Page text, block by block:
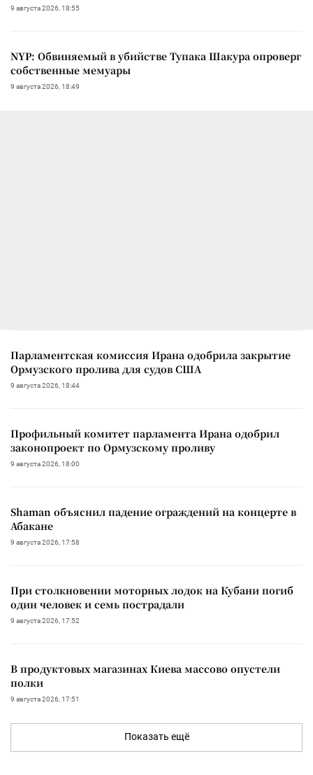
9 августа 2026, 18:55
NYP: Обвиняемый в убийстве Тупака Шакура опроверг
собственные мемуары
9 августа 2026, 18:49
Парламентская комиссия Ирана одобрила закрытие
Ормузского пролива для судов США
9 августа 2026, 18:44
Профильный комитет парламента Ирана одобрил
законопроект по Ормузскому проливу
9 августа 2026, 18:00
Shaman объяснил падение ограждений на концерте в
Абакане
9 августа 2026, 17:58
При столкновении моторных лодок на Кубани погиб
один человек и семь пострадали
9 августа 2026, 17:52
В продуктовых магазинах Киева массово опустели
полки
9 августа 2026, 17:51
Показать ещё